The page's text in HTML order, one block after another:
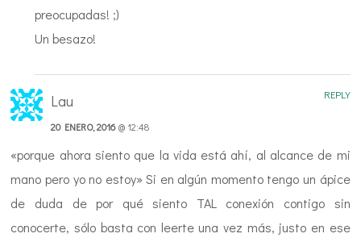
preocupadas! ;)
Un besazo!
Lau
20 ENERO, 2016@ 12:48
«porque ahora siento que la vida está ahí, al alcance de mi
mano pero yo no estoy» Si en algún momento tengo un ápice
de duda de por qué siento TAL conexión contigo sin
conocerte, sólo basta con leerte una vez más, justo en ese
REPLY